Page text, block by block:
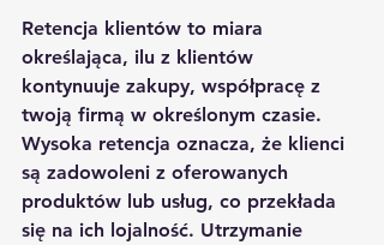
Retencja klientów to miara
określająca, ilu z klientów
kontynuuje zakupy, współpracę z
twoją firmą w określonym czasie.
Wysoka retencja oznacza, że klienci
są zadowoleni z oferowanych
produktów lub usług, co przekłada
się na ich lojalność. Utrzymanie